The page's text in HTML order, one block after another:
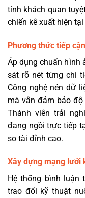
tính khách quan
chiến kê xuất hiện
Phương thức tiếp
Áp dụng chuẩn hình
sát rõ nét từng chi
Công nghệ nén dữ
mà vẫn đảm bảo
Thành viên trải
đang ngồi trực tiếp
so tài đỉnh cao.
Xây dựng mạng lưới
Hệ thống bình luận
trao đổi kỹ thuật